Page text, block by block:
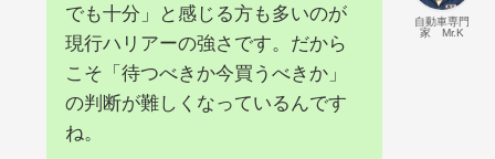
自動車専門
家 Mr.K
でも十分」と感じる方も多いのが
現行ハリアーの強さです。だから
こそ「待つべきか今買うべきか」
の判断が難しくなっているんです
ね。